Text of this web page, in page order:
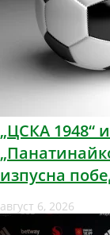
„ЦСКА 1948“
изпусна
август 6, 2026